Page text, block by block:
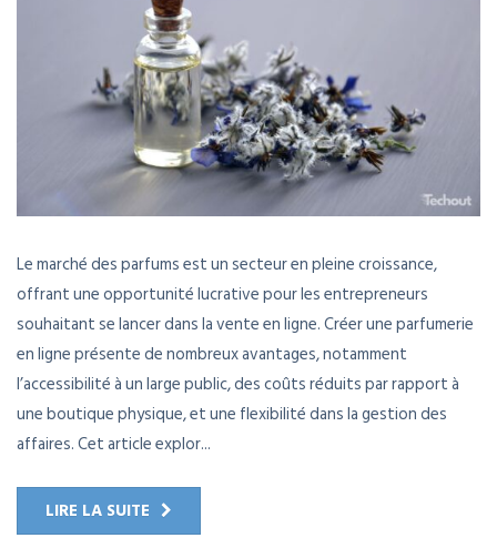
Le marché des parfums est un secteur en pleine croissance,
offrant une opportunité lucrative pour les entrepreneurs
souhaitant se lancer dans la vente en ligne. Créer une parfumerie
en ligne présente de nombreux avantages, notamment
l’accessibilité à un large public, des coûts réduits par rapport à
une boutique physique, et une flexibilité dans la gestion des
affaires. Cet article explor...
LIRE LA SUITE